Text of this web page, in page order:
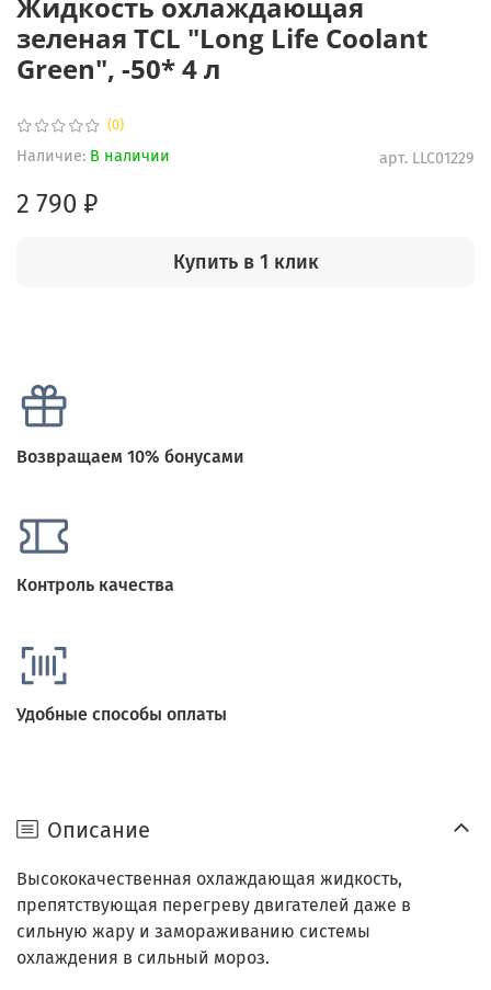
(0)
арт. LLC01229
Наличие: В наличии
зеленая TCL "Long Life Coolant
Green", -50* 4 л
2 790 ₽
Купить в 1 клик
Возвращаем 10% бонусами
Контроль качества
Удобные способы оплаты
Описание
Высококачественная охлаждающая жидкость,
препятствующая перегреву двигателей даже в
сильную жару и замораживанию системы
охлаждения в сильный мороз.